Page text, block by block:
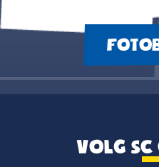
VOLG SC